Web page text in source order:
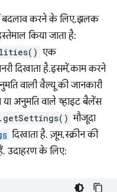
बदलाव करने के लिए, झलक
किया जाता है:
एक
दिखाता है.इसमें, काम करने
वाली वैल्यू की जानकारी
अनुमति वाले व्हाइट बैलेंस
मौजूदा
दिखाता है. ज़ूम, स्क्रीन की
उदाहरण के लिए: